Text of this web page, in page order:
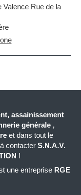
Valence Rue de la
assainissement
générale ,
et dans tout le
contacter S.N.A.V.
!
une entreprise RGE